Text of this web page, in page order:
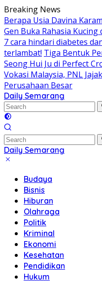
Skip
to
content
Breaking News
Berapa Usia Davina
Gen Buka Rahasia
7 cara hindari diabetes
terlambat! Tiga Bentuk
Seong Hui Ju di Perfect
Vokasi Malaysia, PNL
Perusahaan Besar
Daily Semarang
"Semarang
Hari
Ini:
Informasi
Terkini
untuk
Daily Semarang
"Semarang
Informasi
Terkini
untuk
Anda"
Budaya
Bisnis
Hiburan
Olahraga
Politik
Kriminal
Ekonomi
Kesehatan
Pendidikan
Hukum